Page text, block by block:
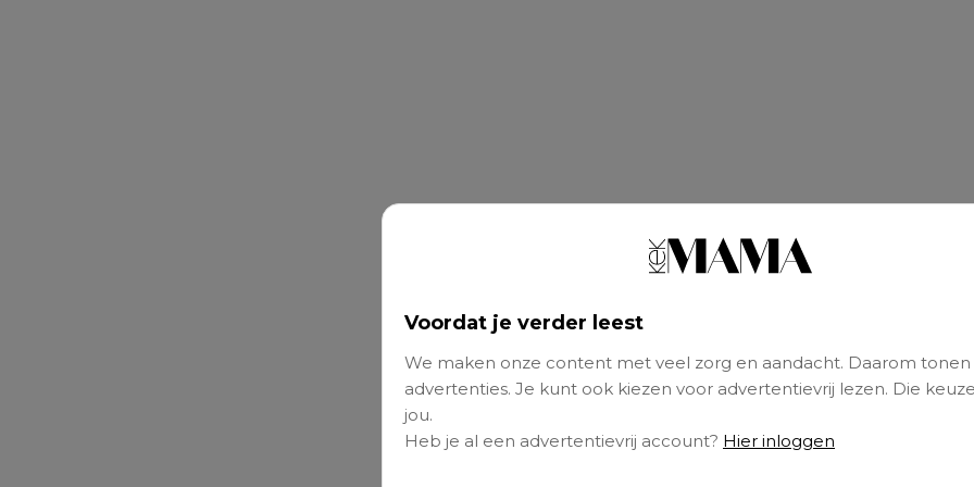
Voordat je verder leest
We maken onze content met veel zorg en aandacht. Daarom tonen
advertenties. Je kunt ook kiezen voor advertentievrij lezen. Die
jou.
Heb je al een advertentievrij account? Hier inloggen